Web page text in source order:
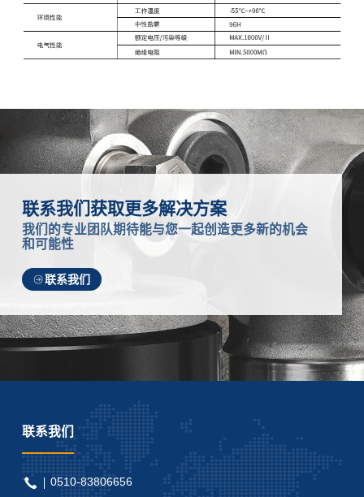
联系我们获取更多解决方案
我们的专业团队期待能与您一起创造更多新的机会
和可能性
联系我们
联系我们
0510-83806656